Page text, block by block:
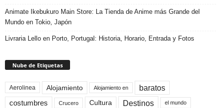
Animate Ikebukuro Main Store: La Tienda de Anime más Grande del
Mundo en Tokio, Japón
Livraria Lello en Porto, Portugal: Historia, Horario, Entrada y Fotos
Nube de Etiquetas
Aerolinea Alojamiento Alojamiento en baratos
costumbres Crucero Cultura Destinos el mundo